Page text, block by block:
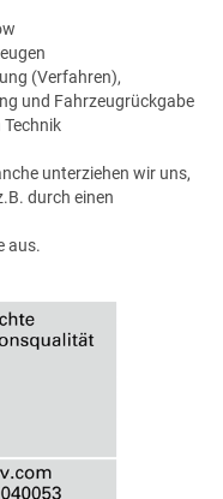
(Verfahren),
und Fahrzeugrückgabe
unterziehen wir uns,
durch einen
aus.